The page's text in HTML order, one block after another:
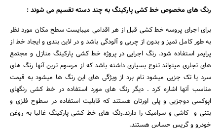
رنگ های مخصوص خط کشی پارکینگ به چند دسته تقسیم می شوند :
برای اجرای پروسه خط کشی قبل از هر اقدامی میبایست سطح مکان مورد نظر
به طور کامل تمیز و بدون از چربی و آلودگی باشد و در لاین بندی و ایجاد خط از
پرایمر استفاده شود. رنگ اجرایی در پروژه خط کشی پارکینگ منازل و مجتمع
های تجاری میتواند تنوع بسیاری داشته باشد که از مرسوم ترین آنها رنگ های
سرد یا تک جزیی میشود نام برد از ویژگی های این رنگ ها میشود به قیمت
مناسب آنها اشاره کرد . دیگر رنگ های مورد استفاده در خط کشی رنگهای
اپوکسی دوجزیی و پلی اورتان هستند که قابلیت استفاده در سطوح فلزی و
بتنی و کاشی و سرامیک را دارند.رنگ های خط کشی پارکینگ غالبا به روغن
خودرو و گریس حساس هستند.